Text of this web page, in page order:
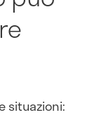
situazioni: